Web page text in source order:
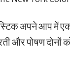
अपने आप में
और पोषण दोनों